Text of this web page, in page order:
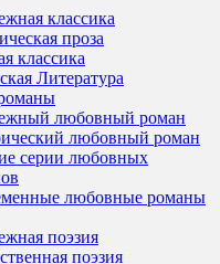
классика
проза
классика
Литература
любовный роман
любовный роман
серии любовных
любовные романы
поэзия
поэзия